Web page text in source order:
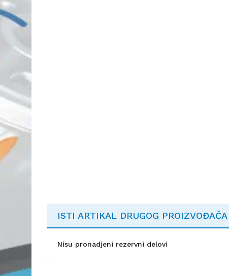
ISTI ARTIKAL DRUGOG PROIZVOĐAČA
Nisu pronadjeni rezervni delovi